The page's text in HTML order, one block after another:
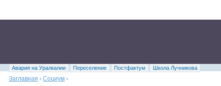
Авария на Уралкалии Переселение Постфактум
Школа Лучникова
Заглавная › Социум ›